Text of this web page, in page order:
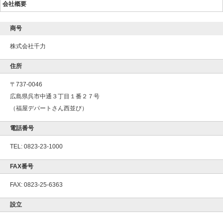
会社概要
商号
株式会社千力
住所
〒737-0046
広島県呉市中通３丁目１番２７号
（福屋デパートさん西並び）
電話番号
TEL: 0823-23-1000
FAX番号
FAX: 0823-25-6363
設立